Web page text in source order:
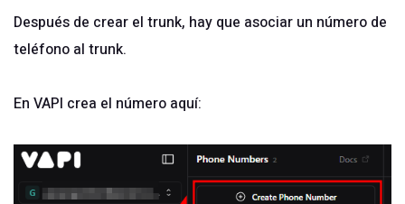
Después de crear el trunk, hay que asociar un número de
teléfono al trunk.
En VAPI crea el número aquí: